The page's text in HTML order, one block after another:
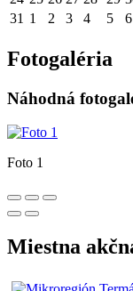
31 1 2 3 4 5 6
Fotogaléria
Náhodná
Foto 1
Miestna